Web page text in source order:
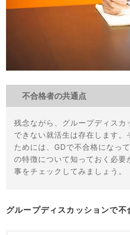
不合格者の共通点
残念ながら、グループディスカ
できない就活生は存在します。
ためには、GDで不合格になっ
の特徴について知っておく必要
事をチェックしてみましょう。
グループディスカッションで不